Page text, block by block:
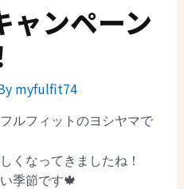
ャンペーン
myfulfit74
ルフィットのヨシヤマで
くなってきましたね！
季節です🍁